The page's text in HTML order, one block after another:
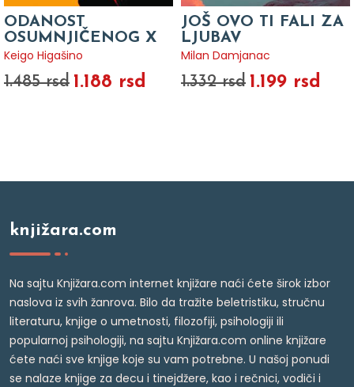
ODANOST
OSUMNJIČENOG X
Keigo Higašino
1.485 rsd 1.188 rsd
JOŠ OVO TI FALI ZA
LJUBAV
Milan Damjanac
1.332 rsd 1.199 rsd
knjižara.com
Na sajtu Knjižara.com internet knjižare naći ćete širok izbor
naslova iz svih žanrova. Bilo da tražite beletristiku, stručnu
literaturu, knjige o umetnosti, filozofiji, psihologiji ili
popularnoj psihologiji, na sajtu Knjižara.com online knjižare
ćete naći sve knjige koje su vam potrebne. U našoj ponudi
se nalaze knjige za decu i tinejdžere, kao i rečnici, vodiči i